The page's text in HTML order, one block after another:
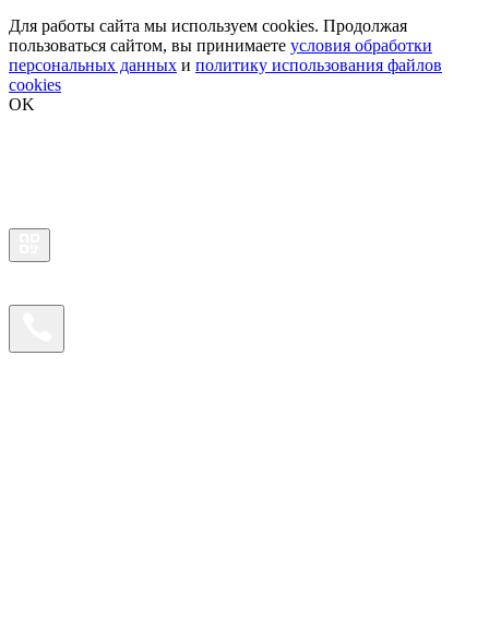
Для работы сайта мы используем cookies. Продолжая
пользоваться сайтом, вы принимаете условия обработки
персональных данных и политику использования файлов
cookies
OK